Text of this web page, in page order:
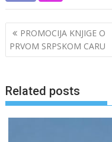
Post
navigation
PROMOCIJA KNJIGE O
PRVOM SRPSKOM CARU
Related posts